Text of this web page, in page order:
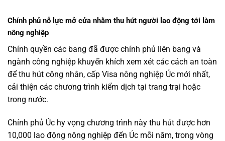
Chính phủ nỗ lực mở cửa nhằm thu hút người lao động tới làm
nông nghiệp
Chính quyền các bang đã được chính phủ liên bang và
ngành công nghiệp khuyến khích xem xét các cách an toàn
để thu hút công nhân, cấp Visa nông nghiệp Úc mới nhất,
cải thiện các chương trình kiểm dịch tại trang trại hoặc
trong nước.
Chính phủ Úc hy vọng chương trình này thu hút được hơn
10,000 lao động nông nghiệp đến Úc mỗi năm, trong vòng